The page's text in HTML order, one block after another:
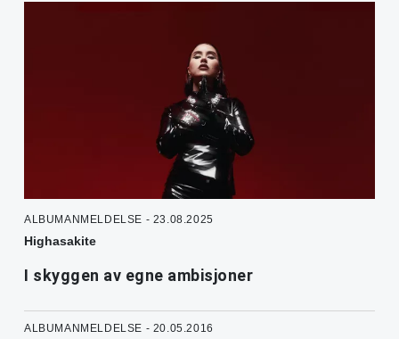
ALBUMANMELDELSE - 23.08.2025
Highasakite
I skyggen av egne ambisjoner
ALBUMANMELDELSE - 20.05.2016